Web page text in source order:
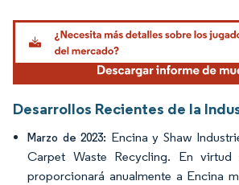
Imagen © Mordor Intelligence. El uso requiere
Desarrollos Recientes de la
Marzo de 2023: Encina y Shaw
Carpet Waste Recycling. En virtud
proporcionará anualmente a Encina